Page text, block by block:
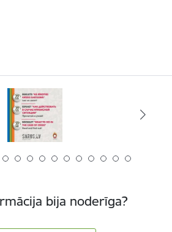
bija noderīga?